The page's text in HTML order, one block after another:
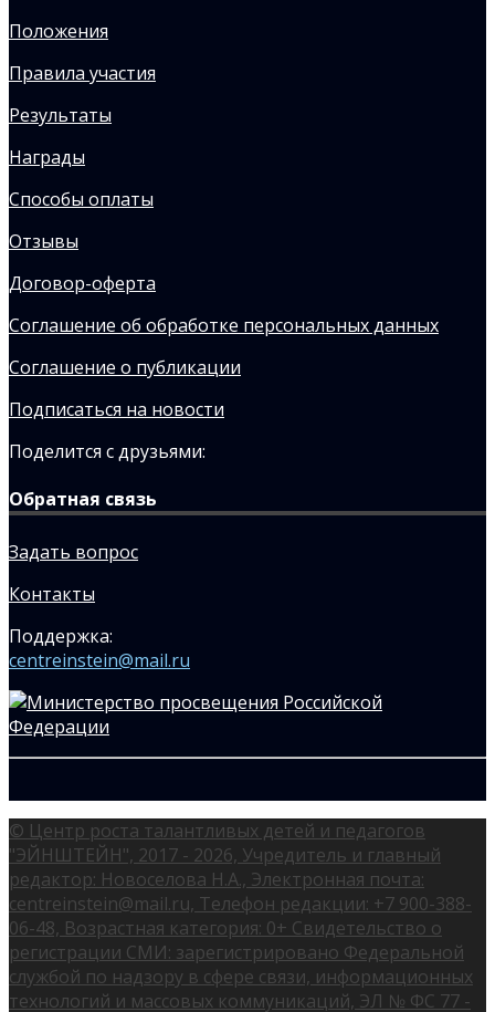
Положения
Правила участия
Результаты
Награды
Способы оплаты
Отзывы
Договор-оферта
Соглашение об обработке персональных данных
Соглашение о публикации
Подписаться на новости
Поделится с друзьями:
Обратная связь
Задать вопрос
Контакты
Поддержка:
centreinstein@mail.ru
© Центр роста талантливых детей и педагогов
"ЭЙНШТЕЙН", 2017 - 2026, Учредитель и главный
редактор: Новоселова Н.А., Электронная почта:
centreinstein@mail.ru, Телефон редакции: +7 900-388-
06-48, Возрастная категория: 0+ Свидетельство о
регистрации СМИ: зарегистрировано Федеральной
службой по надзору в сфере связи, информационных
технологий и массовых коммуникаций, ЭЛ № ФС 77 -